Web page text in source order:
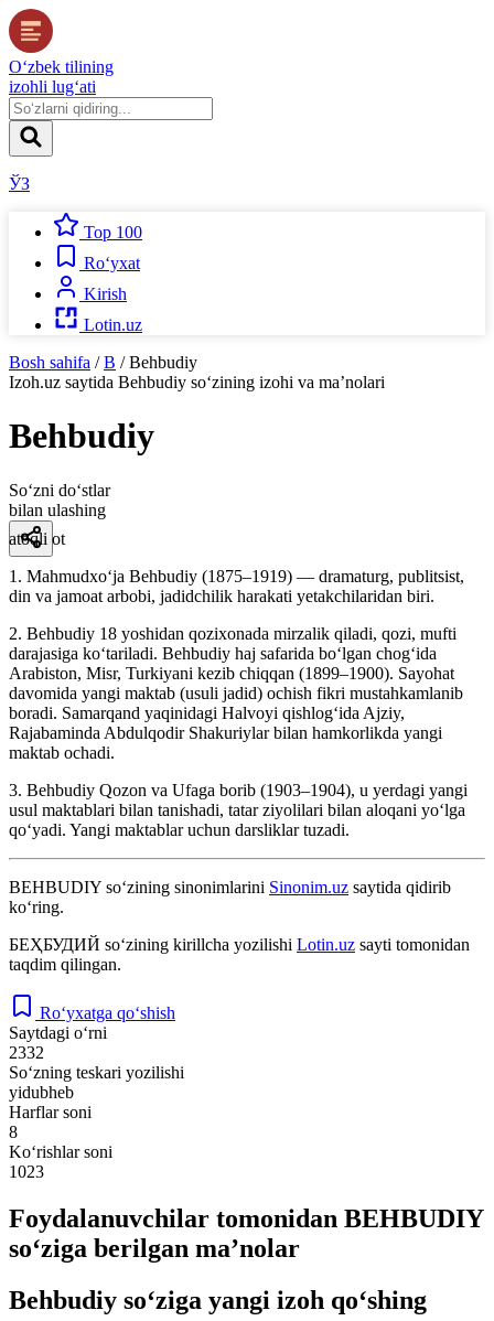
O‘zbek tilining
izohli lug‘ati
ЎЗ
Top 100
Ro‘yxat
Kirish
Lotin.uz
Bosh sahifa / B / Behbudiy
Izoh.uz saytida Behbudiy so‘zining izohi va ma’nolari
Behbudiy
So‘zni do‘stlar
bilan ulashing
atoqli ot
1. Mahmudxoʻja Behbudiy (1875–1919) — dramaturg, publitsist,
din va jamoat arbobi, jadidchilik harakati yetakchilaridan biri.
2. Behbudiy 18 yoshidan qozixonada mirzalik qiladi, qozi, mufti
darajasiga koʻtariladi. Behbudiy haj safarida boʻlgan chogʻida
Arabiston, Misr, Turkiyani kezib chiqqan (1899–1900). Sayohat
davomida yangi maktab (usuli jadid) ochish fikri mustahkamlanib
boradi. Samarqand yaqinidagi Halvoyi qishlogʻida Ajziy,
Rajabaminda Abdulqodir Shakuriylar bilan hamkorlikda yangi
maktab ochadi.
3. Behbudiy Qozon va Ufaga borib (1903–1904), u yerdagi yangi
usul maktablari bilan tanishadi, tatar ziyolilari bilan aloqani yoʻlga
qoʻyadi. Yangi maktablar uchun darsliklar tuzadi.
BEHBUDIY so‘zining sinonimlarini Sinonim.uz saytida qidirib
ko‘ring.
БЕҲБУДИЙ so‘zining kirillcha yozilishi Lotin.uz sayti tomonidan
taqdim qilingan.
Ro‘yxatga qo‘shish
Saytdagi o‘rni
2332
So‘zning teskari yozilishi
yidubheb
Harflar soni
8
Ko‘rishlar soni
1023
Foydalanuvchilar tomonidan BEHBUDIY
so‘ziga berilgan ma’nolar
Behbudiy so‘ziga yangi izoh qo‘shing